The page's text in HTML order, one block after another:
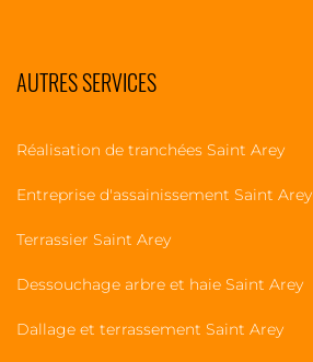
AUTRES SERVICES
Réalisation de tranchées Saint Arey
Entreprise d'assainissement Saint Arey
Terrassier Saint Arey
Dessouchage arbre et haie Saint Arey
Dallage et terrassement Saint Arey